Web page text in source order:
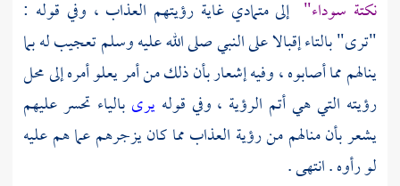
نكتة سوداء" إلى متمادي غاية رؤيتهم العذاب ، وفي قوله :
"ترى" بالتاء إقبالا على النبي صلى الله عليه وسلم تعجيب له بما
ينالهم مما أصابوه ، وفيه إشعار بأن ذلك من أمر يعلو أمره إلى محل
رؤيته التي هي أتم الرؤية ، وفي قولهيرى بالياء تحسر عليهم
يشعر بأن منالهم من رؤية العذاب مما كان يزجرهم عما هم عليه
لو رأوه . انتهى .